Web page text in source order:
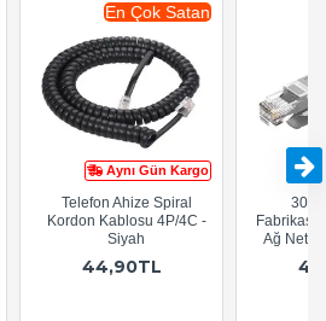
Aynı Gün Kargo
En Çok Satan
Telefon Ahize Spiral
Kordon Kablosu 4P/4C -
Siyah
44,90TL
Ağ